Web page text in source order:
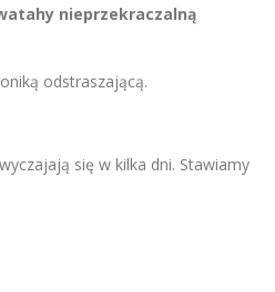
nieprzekraczalną
odstraszającą.
się w kilka dni. Stawiamy